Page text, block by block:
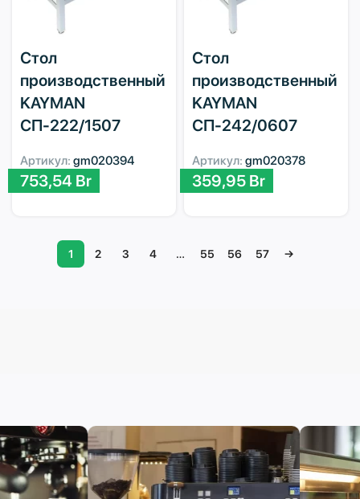
Стол
производственный
KAYMAN
СП-222/1507
Артикул: gm020394
753,54 Br
Стол
производственный
KAYMAN
СП-242/0607
Артикул: gm020378
359,95 Br
1 2 3 4 … 55 56 57 →